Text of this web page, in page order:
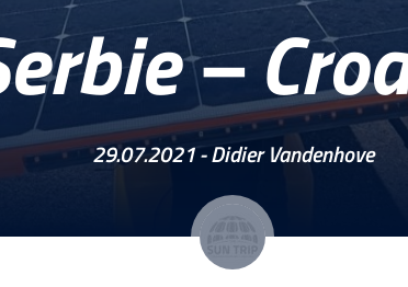
–
29.07.2021 -Didier Vandenhove